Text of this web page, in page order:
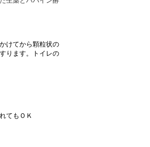
けてから顆粒状の
ります。トイレの
てもＯＫ